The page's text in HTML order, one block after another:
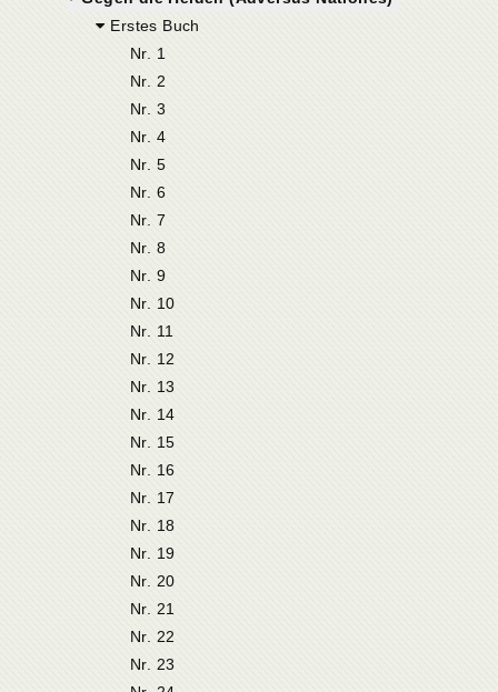
Erstes Buch
Nr. 1
Nr. 2
Nr. 3
Nr. 4
Nr. 5
Nr. 6
Nr. 7
Nr. 8
Nr. 9
Nr. 10
Nr. 11
Nr. 12
Nr. 13
Nr. 14
Nr. 15
Nr. 16
Nr. 17
Nr. 18
Nr. 19
Nr. 20
Nr. 21
Nr. 22
Nr. 23